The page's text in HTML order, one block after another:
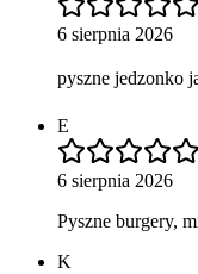
6 sierpnia 2026
pyszne jedzonko
E
6 sierpnia 2026
Pyszne burgery,
K